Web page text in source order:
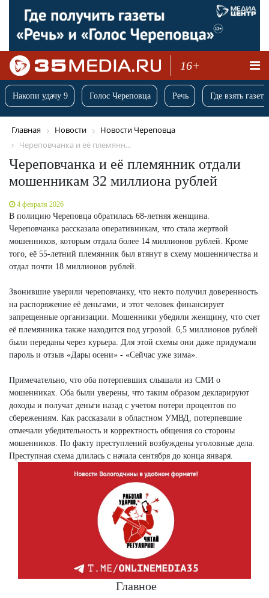
16+
Накопи удачу 9 Голос Череповца Речь Где взять
Главная Новости
Новости Череповца
Череповчанка и её племянн...
Череповчанка и её племянник отдали
мошенникам 32 миллиона рублей
4 февраля 2026
В полицию Череповца обратилась 68-летняя женщина.
Череповчанка рассказала оперативникам, что стала жертвой
мошенников, которым отдала более 14 миллионов рублей. Кроме
того, её 55-летний племянник был втянут в схему мошенничества и
отдал почти 18 миллионов рублей.
Звонившие уверили череповчанку, что некто получил доверенность
на распоряжение её деньгами, и этот человек финансирует
запрещенные организации. Мошенники убедили женщину, что счет
её племянника также находится под угрозой. 6,5 миллионов рублей
были переданы через курьера. Для этой схемы они даже придумали
пароль и отзыв «Дары осени» - «Сейчас уже зима».
Примечательно, что оба потерпевших слышали из СМИ о
мошенниках. Оба были уверены, что таким образом декларируют
доходы и получат деньги назад с учетом потери процентов по
сбережениям. Как рассказали в областном УМВД, потерпевшие
отмечали убедительность и корректность общения со стороны
мошенников. По факту преступлений возбуждены уголовные дела.
Преступная схема длилась с начала сентября до конца января.
Главное